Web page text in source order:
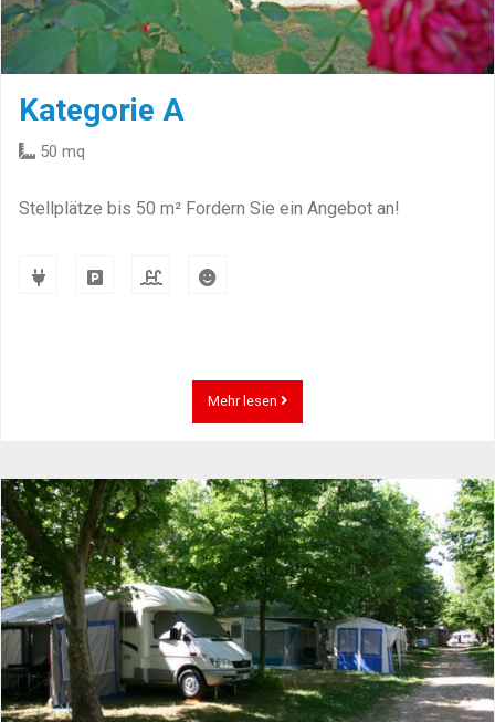
Kategorie A
50 mq
Stellplätze bis 50 m² Fordern Sie ein Angebot an!
Mehr lesen